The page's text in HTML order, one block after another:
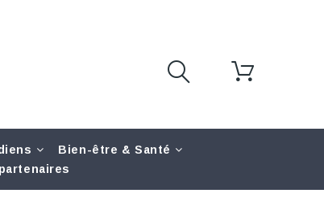
Bien-être & Santé